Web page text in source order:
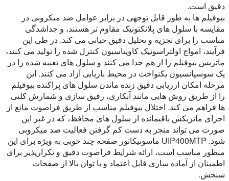
دقیق است.
بیوفیلم ها به طور قابل توجهی در برابر عوامل ضد میکروبی در
مقایسه با سلول های پلانکتونیک مقاوم تر هستند، و جداشدگی
مناسب را برای تجزیه و تحلیل دقیق حیاتی می کند. در طی این
فرآیند، امواج اولتراسونیک کاویتاسیون کنترل شده را تولید می کنند،
ماتریس بیوفیلم را از هم جدا می کنند و سلول های تعبیه شده را در
یک سوسپانسیون یکنواخت در محیط بازیابی آزاد می کنند. این
مرحله امکان ارزیابی دقیق زنده ماندن سلول های پراکنده بیوفیلم
را از طریق روش هایی مانند آبکاری، رقیق سازی و شمارش کلنی
ها فراهم می کند. اختلال بیوفیلم مناسب از طریق فراصوت مانع از
اجزای ماتریکس باقیمانده از سلول های محافظ، که در غیر این
صورت می تواند منجر به دست کم گرفتن فعالیت ضد میکروبی
شود. UIP400MTP ماسونیکاتور صفحه چند خوبی به ویژه برای این
منظور مناسب است، ارائه شرایط فراصوت دقیق و تکرارپذیر برای
اطمینان از آماده سازی قابل اعتماد و با توان بالا از صفحات
سنجش.